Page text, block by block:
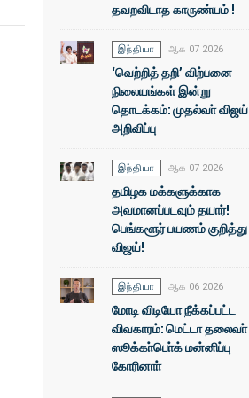
தவறவிடாத காருண்யம் !
இந்தியா ஆக 07 2026
‘வெற்றித் தறி’ விற்பனை
நிலையங்கள் இன்று
தொடக்கம்: முதல்வா் விஜய்
அறிவிப்பு
இந்தியா ஆக 07 2026
தமிழக மக்களுக்காக
அவமானப்படவும் தயார்!
பெங்களூர் பயணம் குறித்து
விஜய்!
இந்தியா ஆக 06 2026
மோடி விடியோ நீக்கப்பட்ட
விவகாரம்: மெட்டா தலைவா்
ஸூக்கா்பொ்க் மன்னிப்பு
கோரினாா்